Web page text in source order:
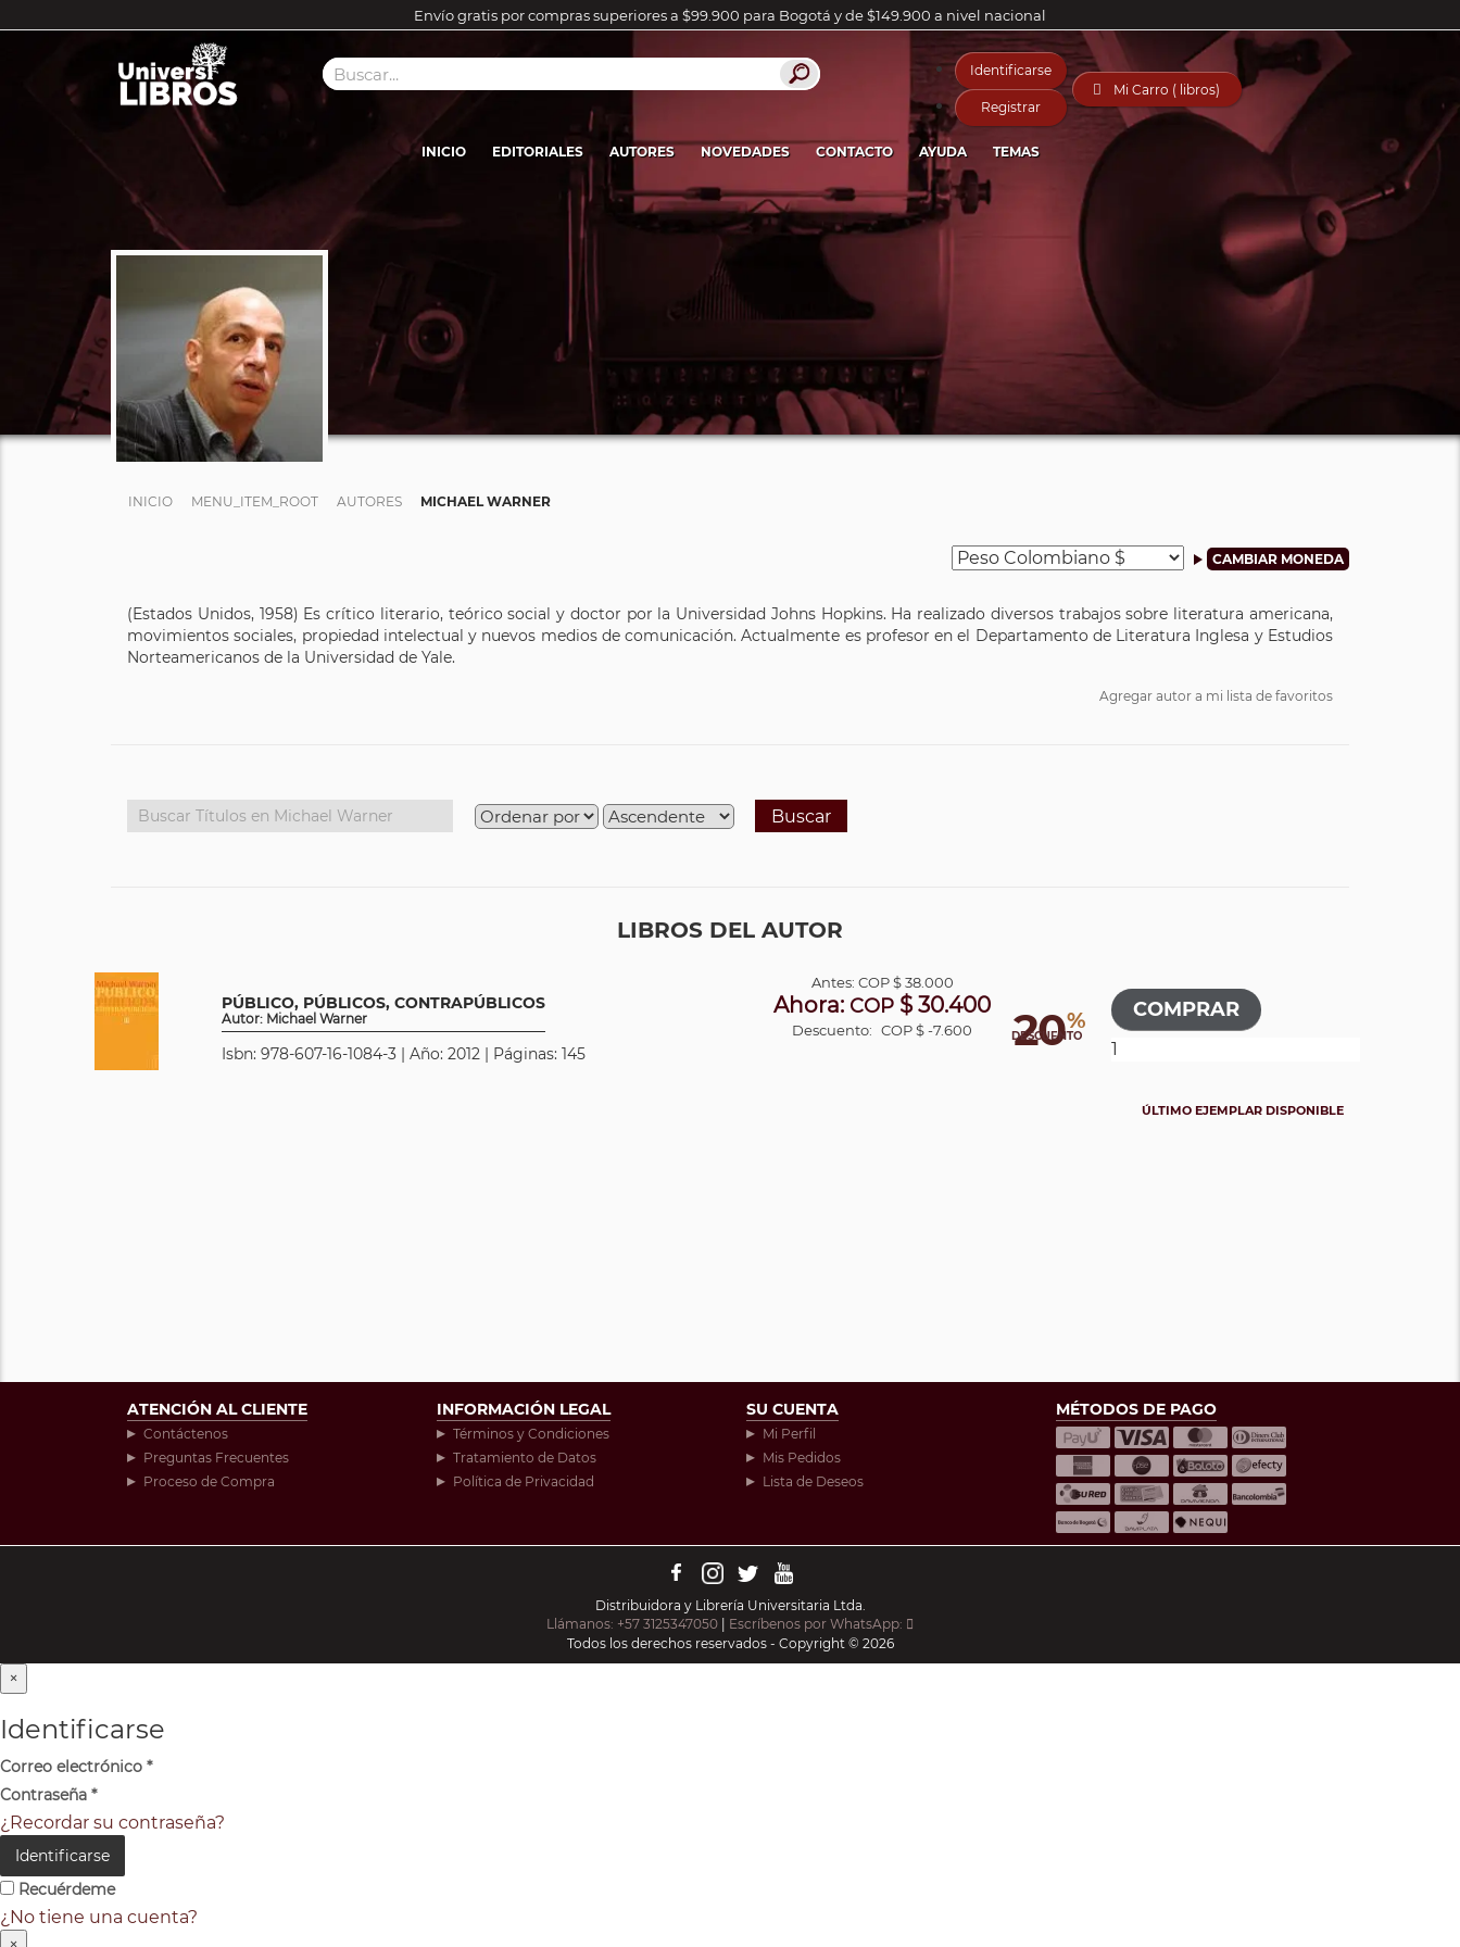
Envío gratis por compras superiores a $99.900 para Bogotá y de $149.900 a nivel nacional
Identificarse
Registrar
 Mi Carro ( libros)
INICIO EDITORIALES AUTORES NOVEDADES CONTACTO AYUDA TEMAS
INICIO MENU_ITEM_ROOT AUTORES MICHAEL WARNER
(Estados Unidos, 1958) Es crítico literario, teórico social y doctor por la Universidad Johns Hopkins. Ha realizado diversos trabajos sobre literatura americana,
movimientos sociales, propiedad intelectual y nuevos medios de comunicación. Actualmente es profesor en el Departamento de Literatura Inglesa y Estudios
Norteamericanos de la Universidad de Yale.
Agregar autor a mi lista de favoritos
Buscar
LIBROS DEL AUTOR
PÚBLICO, PÚBLICOS, CONTRAPÚBLICOS
Autor: Michael Warner
Isbn: 978-607-16-1084-3 | Año: 2012 | Páginas: 145 20%
DESCUENTO
Antes: COP$ 38.000
Ahora: COP $ 30.400
Descuento: COP $ -7.600
ÚLTIMO EJEMPLAR DISPONIBLE
ATENCIÓN AL CLIENTE
Contáctenos
Preguntas Frecuentes
Proceso de Compra
INFORMACIÓN LEGAL
Términos y Condiciones
Tratamiento de Datos
Política de Privacidad
SU CUENTA
Mi Perfil
Mis Pedidos
Lista de Deseos
MÉTODOS DE PAGO
Distribuidora y Librería Universitaria Ltda.
Llámanos: +57 3125347050
Escríbenos por WhatsApp:
Todos los derechos reservados - Copyright © 2026
×
Identificarse
Correo electrónico *
Contraseña *
¿Recordar su contraseña?
Identificarse
Recuérdeme
¿No tiene una cuenta?